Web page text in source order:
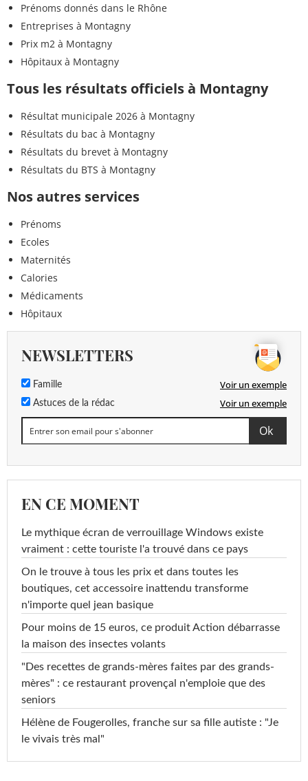
Prénoms donnés dans le Rhône
Entreprises à Montagny
Prix m2 à Montagny
Hôpitaux à Montagny
Tous les résultats officiels à Montagny
Résultat municipale 2026 à Montagny
Résultats du bac à Montagny
Résultats du brevet à Montagny
Résultats du BTS à Montagny
Nos autres services
Prénoms
Ecoles
Maternités
Calories
Médicaments
Hôpitaux
NEWSLETTERS
Famille Voir un exemple
Astuces de la rédac Voir un exemple
EN CE MOMENT
Le mythique écran de verrouillage Windows existe
vraiment : cette touriste l'a trouvé dans ce pays
On le trouve à tous les prix et dans toutes les
boutiques, cet accessoire inattendu transforme
n'importe quel jean basique
Pour moins de 15 euros, ce produit Action débarrasse
la maison des insectes volants
"Des recettes de grands-mères faites par des grands-
mères" : ce restaurant provençal n'emploie que des
seniors
Hélène de Fougerolles, franche sur sa fille autiste : "Je
le vivais très mal"